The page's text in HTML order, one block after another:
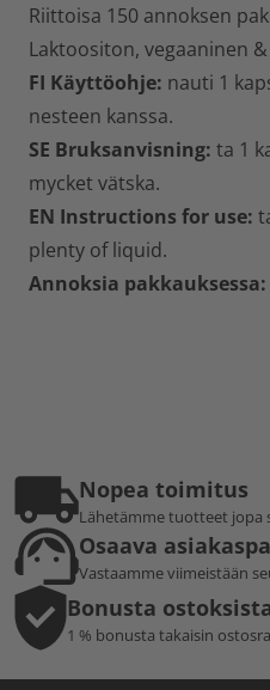
Riittoisa 150 annoksen
Laktoositon, vegaaninen
FI Käyttöohje: nauti 1
nesteen kanssa.
SE Bruksanvisning: ta 1
mycket vätska.
EN Instructions for use:
plenty of liquid.
Annoksia pakkauksessa:
Nopea toimitus
Lähetämme tuotteet jopa
Osaava
Vastaamme viimeistään
Bonusta
1 % bonusta takaisin